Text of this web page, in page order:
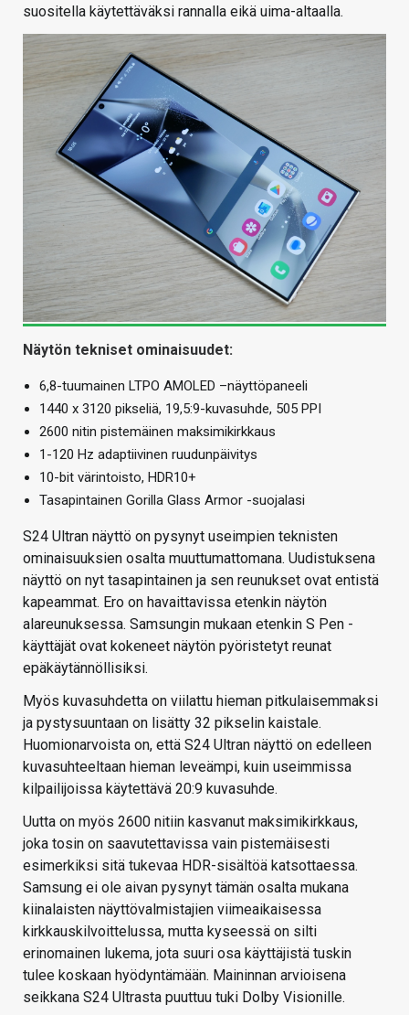
suositella käytettäväksi rannalla eikä uima-altaalla.
Näytön tekniset ominaisuudet:
6,8-tuumainen LTPO AMOLED –näyttöpaneeli
1440 x 3120 pikseliä, 19,5:9-kuvasuhde, 505 PPI
2600 nitin pistemäinen maksimikirkkaus
1-120 Hz adaptiivinen ruudunpäivitys
10-bit värintoisto, HDR10+
Tasapintainen Gorilla Glass Armor -suojalasi
S24 Ultran näyttö on pysynyt useimpien teknisten
ominaisuuksien osalta muuttumattomana. Uudistuksena
näyttö on nyt tasapintainen ja sen reunukset ovat entistä
kapeammat. Ero on havaittavissa etenkin näytön
alareunuksessa. Samsungin mukaan etenkin S Pen -
käyttäjät ovat kokeneet näytön pyöristetyt reunat
epäkäytännöllisiksi.
Myös kuvasuhdetta on viilattu hieman pitkulaisemmaksi
ja pystysuuntaan on lisätty 32 pikselin kaistale.
Huomionarvoista on, että S24 Ultran näyttö on edelleen
kuvasuhteeltaan hieman leveämpi, kuin useimmissa
kilpailijoissa käytettävä 20:9 kuvasuhde.
Uutta on myös 2600 nitiin kasvanut maksimikirkkaus,
joka tosin on saavutettavissa vain pistemäisesti
esimerkiksi sitä tukevaa HDR-sisältöä katsottaessa.
Samsung ei ole aivan pysynyt tämän osalta mukana
kiinalaisten näyttövalmistajien viimeaikaisessa
kirkkauskilvoittelussa, mutta kyseessä on silti
erinomainen lukema, jota suuri osa käyttäjistä tuskin
tulee koskaan hyödyntämään. Maininnan arvioisena
seikkana S24 Ultrasta puuttuu tuki Dolby Visionille.